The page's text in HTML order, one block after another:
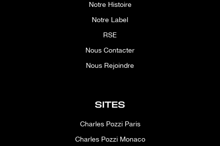
Notre Histoire
Notre Label
RSE
Nous Contacter
Nous Rejoindre
SITES
Charles Pozzi Paris
Charles Pozzi Monaco